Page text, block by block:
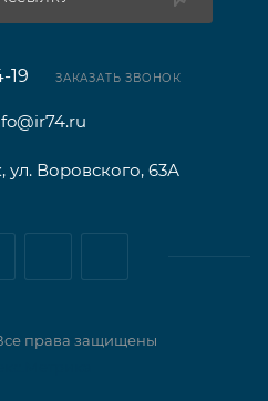
19 ЗАКАЗАТЬ ЗВОНОК
ул. Воровского, 63А
права защищены